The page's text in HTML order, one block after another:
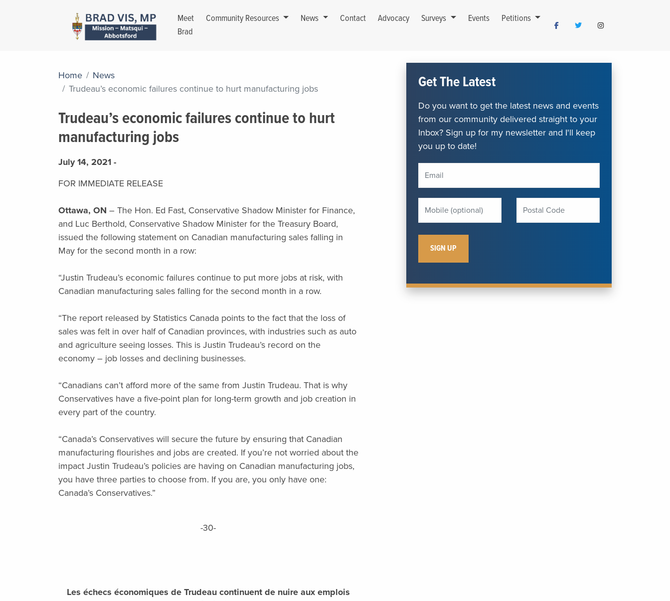
Meet
Brad
Community Resources News Contact Advocacy Surveys Events Petitions
Home
News
Trudeau’s economic failures continue to hurt manufacturing jobs
Trudeau’s economic failures continue to hurt
manufacturing jobs
July 14, 2021 -
FOR IMMEDIATE RELEASE
Ottawa, ON – The Hon. Ed Fast, Conservative Shadow Minister for Finance,
and Luc Berthold, Conservative Shadow Minister for the Treasury Board,
issued the following statement on Canadian manufacturing sales falling in
May for the second month in a row:
“Justin Trudeau’s economic failures continue to put more jobs at risk, with
Canadian manufacturing sales falling for the second month in a row.
“The report released by Statistics Canada points to the fact that the loss of
sales was felt in over half of Canadian provinces, with industries such as auto
and agriculture seeing losses. This is Justin Trudeau’s record on the
economy – job losses and declining businesses.
“Canadians can’t afford more of the same from Justin Trudeau. That is why
Conservatives have a five-point plan for long-term growth and job creation in
every part of the country.
“Canada’s Conservatives will secure the future by ensuring that Canadian
manufacturing flourishes and jobs are created. If you’re not worried about the
impact Justin Trudeau’s policies are having on Canadian manufacturing jobs,
you have three parties to choose from. If you are, you only have one:
Canada’s Conservatives.”
-30-
Les échecs économiques de Trudeau continuent de nuire aux emplois
Get The Latest
Do you want to get the latest news and events
from our community delivered straight to your
Inbox? Sign up for my newsletter and I'll keep
you up to date!